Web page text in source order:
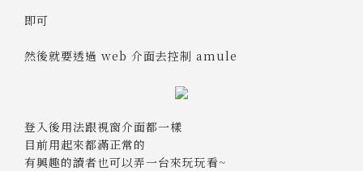
即可
然後就要透過 web 介面去控制 amule
登入後用法跟視窗介面都一樣
目前用起來都滿正常的
有興趣的讀者也可以弄一台來玩玩看~